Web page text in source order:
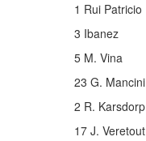
1 Rui Patricio
3 Ibanez
5 M. Vina
23 G. Mancini
2 R. Karsdorp
17 J. Veretout